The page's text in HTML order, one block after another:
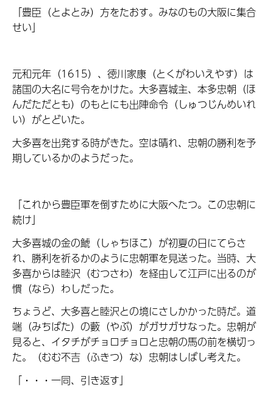
「豊臣（とよとみ）方をたおす。みなのもの大阪に集合
せい」
元和元年（1615）、徳川家康（とくがわいえやす）は
諸国の大名に号令をかけた。大多喜城主、本多忠朝（ほ
んだただとも）のもとにも出陣命令（しゅつじんめいれ
い）がとどいた。
大多喜を出発する時がきた。空は晴れ、忠朝の勝利を予
期しているかのようだった。
「これから豊臣軍を倒すために大阪へたつ。この忠朝に
続け」
大多喜城の金の鯱（しゃちほこ）が初夏の日にてらさ
れ、勝利を祈るかのように忠朝軍を見送った。当時、大
多喜からは睦沢（むつさわ）を経由して江戸に出るのが
慣（なら）わしだった。
ちょうど、大多喜と睦沢との境にさしかかった時だ。道
端（みちばた）の藪（やぶ）がガサガサなった。忠朝が
見ると、イタチがチョロチョロと忠朝の馬の前を横切っ
た。（むむ不吉（ふきつ）な）忠朝はしばし考えた。
「・・・一同、引き返す」